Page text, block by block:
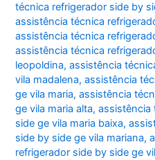
técnica refrigerador side by
assistência técnica
assistência técnica
assistência técnica
leopoldina,assistência
vila madalena,assistência
ge vila maria,assistência
ge vila maria alta,assistência
side ge vila maria baixa,
side by side ge vila mariana,
refrigerador side by side ge